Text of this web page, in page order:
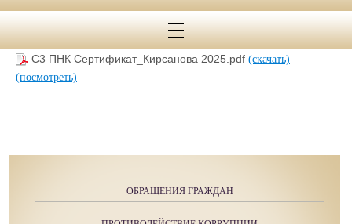
С3 ПНК Сертификат_Кирсанова 2025.pdf (скачать)
(посмотреть)
ОБРАЩЕНИЯ ГРАЖДАН